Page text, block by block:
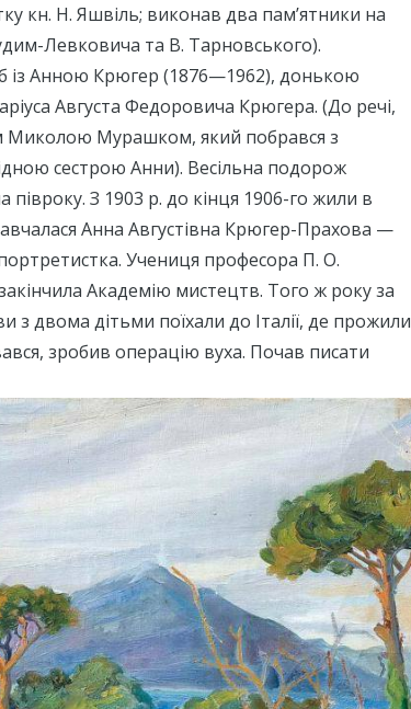
кн. Н. Яшвіль; виконав два пам’ятники на
Левковича та В. Тарновського).
із Анною Крюгер (1876—1962), донькою
Августа Федоровича Крюгера. (До речі,
Миколою Мурашком, який побрався з
сестрою Анни). Весільна подорож
півроку. З 1903 р. до кінця 1906-го жили в
Анна Августівна Крюгер-Прахова —
Учениця професора П. О.
Академію мистецтв. Того ж року за
з двома дітьми поїхали до Італії, де прожили
зробив операцію вуха. Почав писати